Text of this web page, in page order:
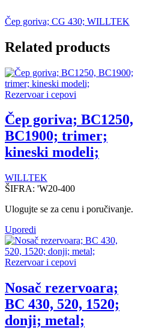
Čep goriva; CG 430; WILLTEK
Related products
Rezervoar i cepovi
Čep goriva; BC1250,
BC1900; trimer;
kineski modeli;
WILLTEK
ŠIFRA: 'W20-400
Ulogujte se za cenu i poručivanje.
Uporedi
Rezervoar i cepovi
Nosač rezervoara;
BC 430, 520, 1520;
donji; metal;